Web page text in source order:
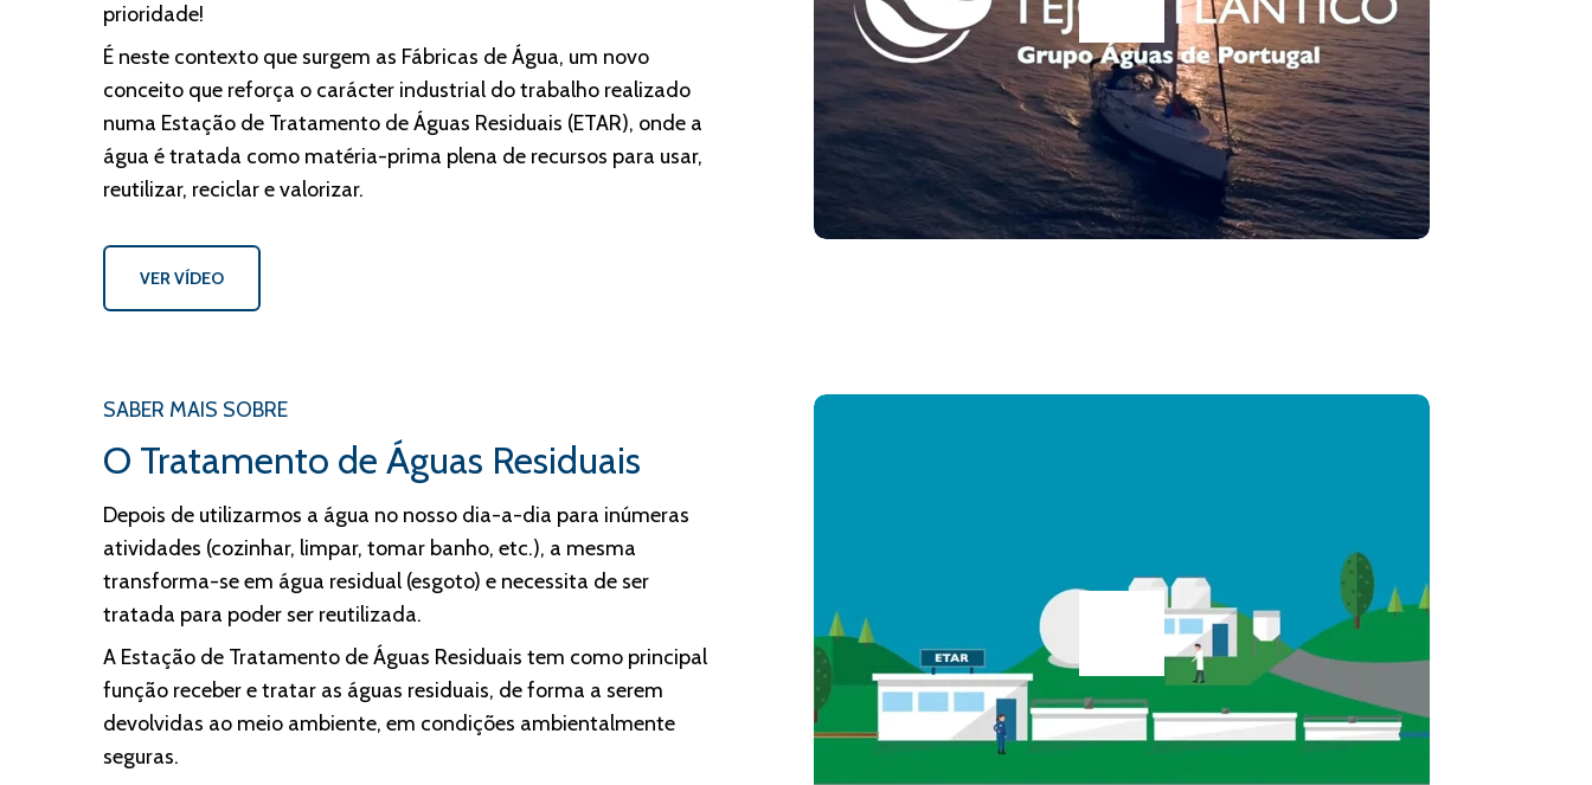
prioridade!
É neste contexto que surgem as Fábricas de Água, um novo
conceito que reforça o carácter industrial do trabalho realizado
numa Estação de Tratamento de Águas Residuais (ETAR), onde a
água é tratada como matéria-prima plena de recursos para usar,
reutilizar, reciclar e valorizar.
VER VÍDEO
SABER MAIS SOBRE
O Tratamento de Águas Residuais
Depois de utilizarmos a água no nosso dia-a-dia para inúmeras
atividades (cozinhar, limpar, tomar banho, etc.), a mesma
transforma-se em água residual (esgoto) e necessita de ser
tratada para poder ser reutilizada.
A Estação de Tratamento de Águas Residuais tem como principal
função receber e tratar as águas residuais, de forma a serem
devolvidas ao meio ambiente, em condições ambientalmente
seguras.